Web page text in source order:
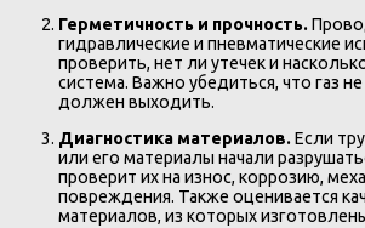
Герметичность и прочность.
гидравлические и пневматические
проверить, нет ли утечек и
система. Важно убедиться, что газ
должен выходить.
Диагностика материалов.Если
или его материалы начали
проверит их на износ, коррозию,
повреждения. Также оценивается
материалов, из которых